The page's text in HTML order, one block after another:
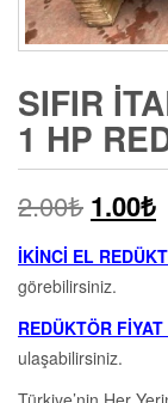
SIFIR
1 HP
2.00₺ 1.00₺
İKİNCİ EL
görebilirsiniz.
REDÜKTÖR
ulaşabilirsiniz.